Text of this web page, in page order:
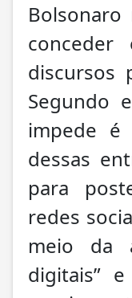
conceder
discursos
Segundo
impede é
dessas
para
redes
meio da
digitais”